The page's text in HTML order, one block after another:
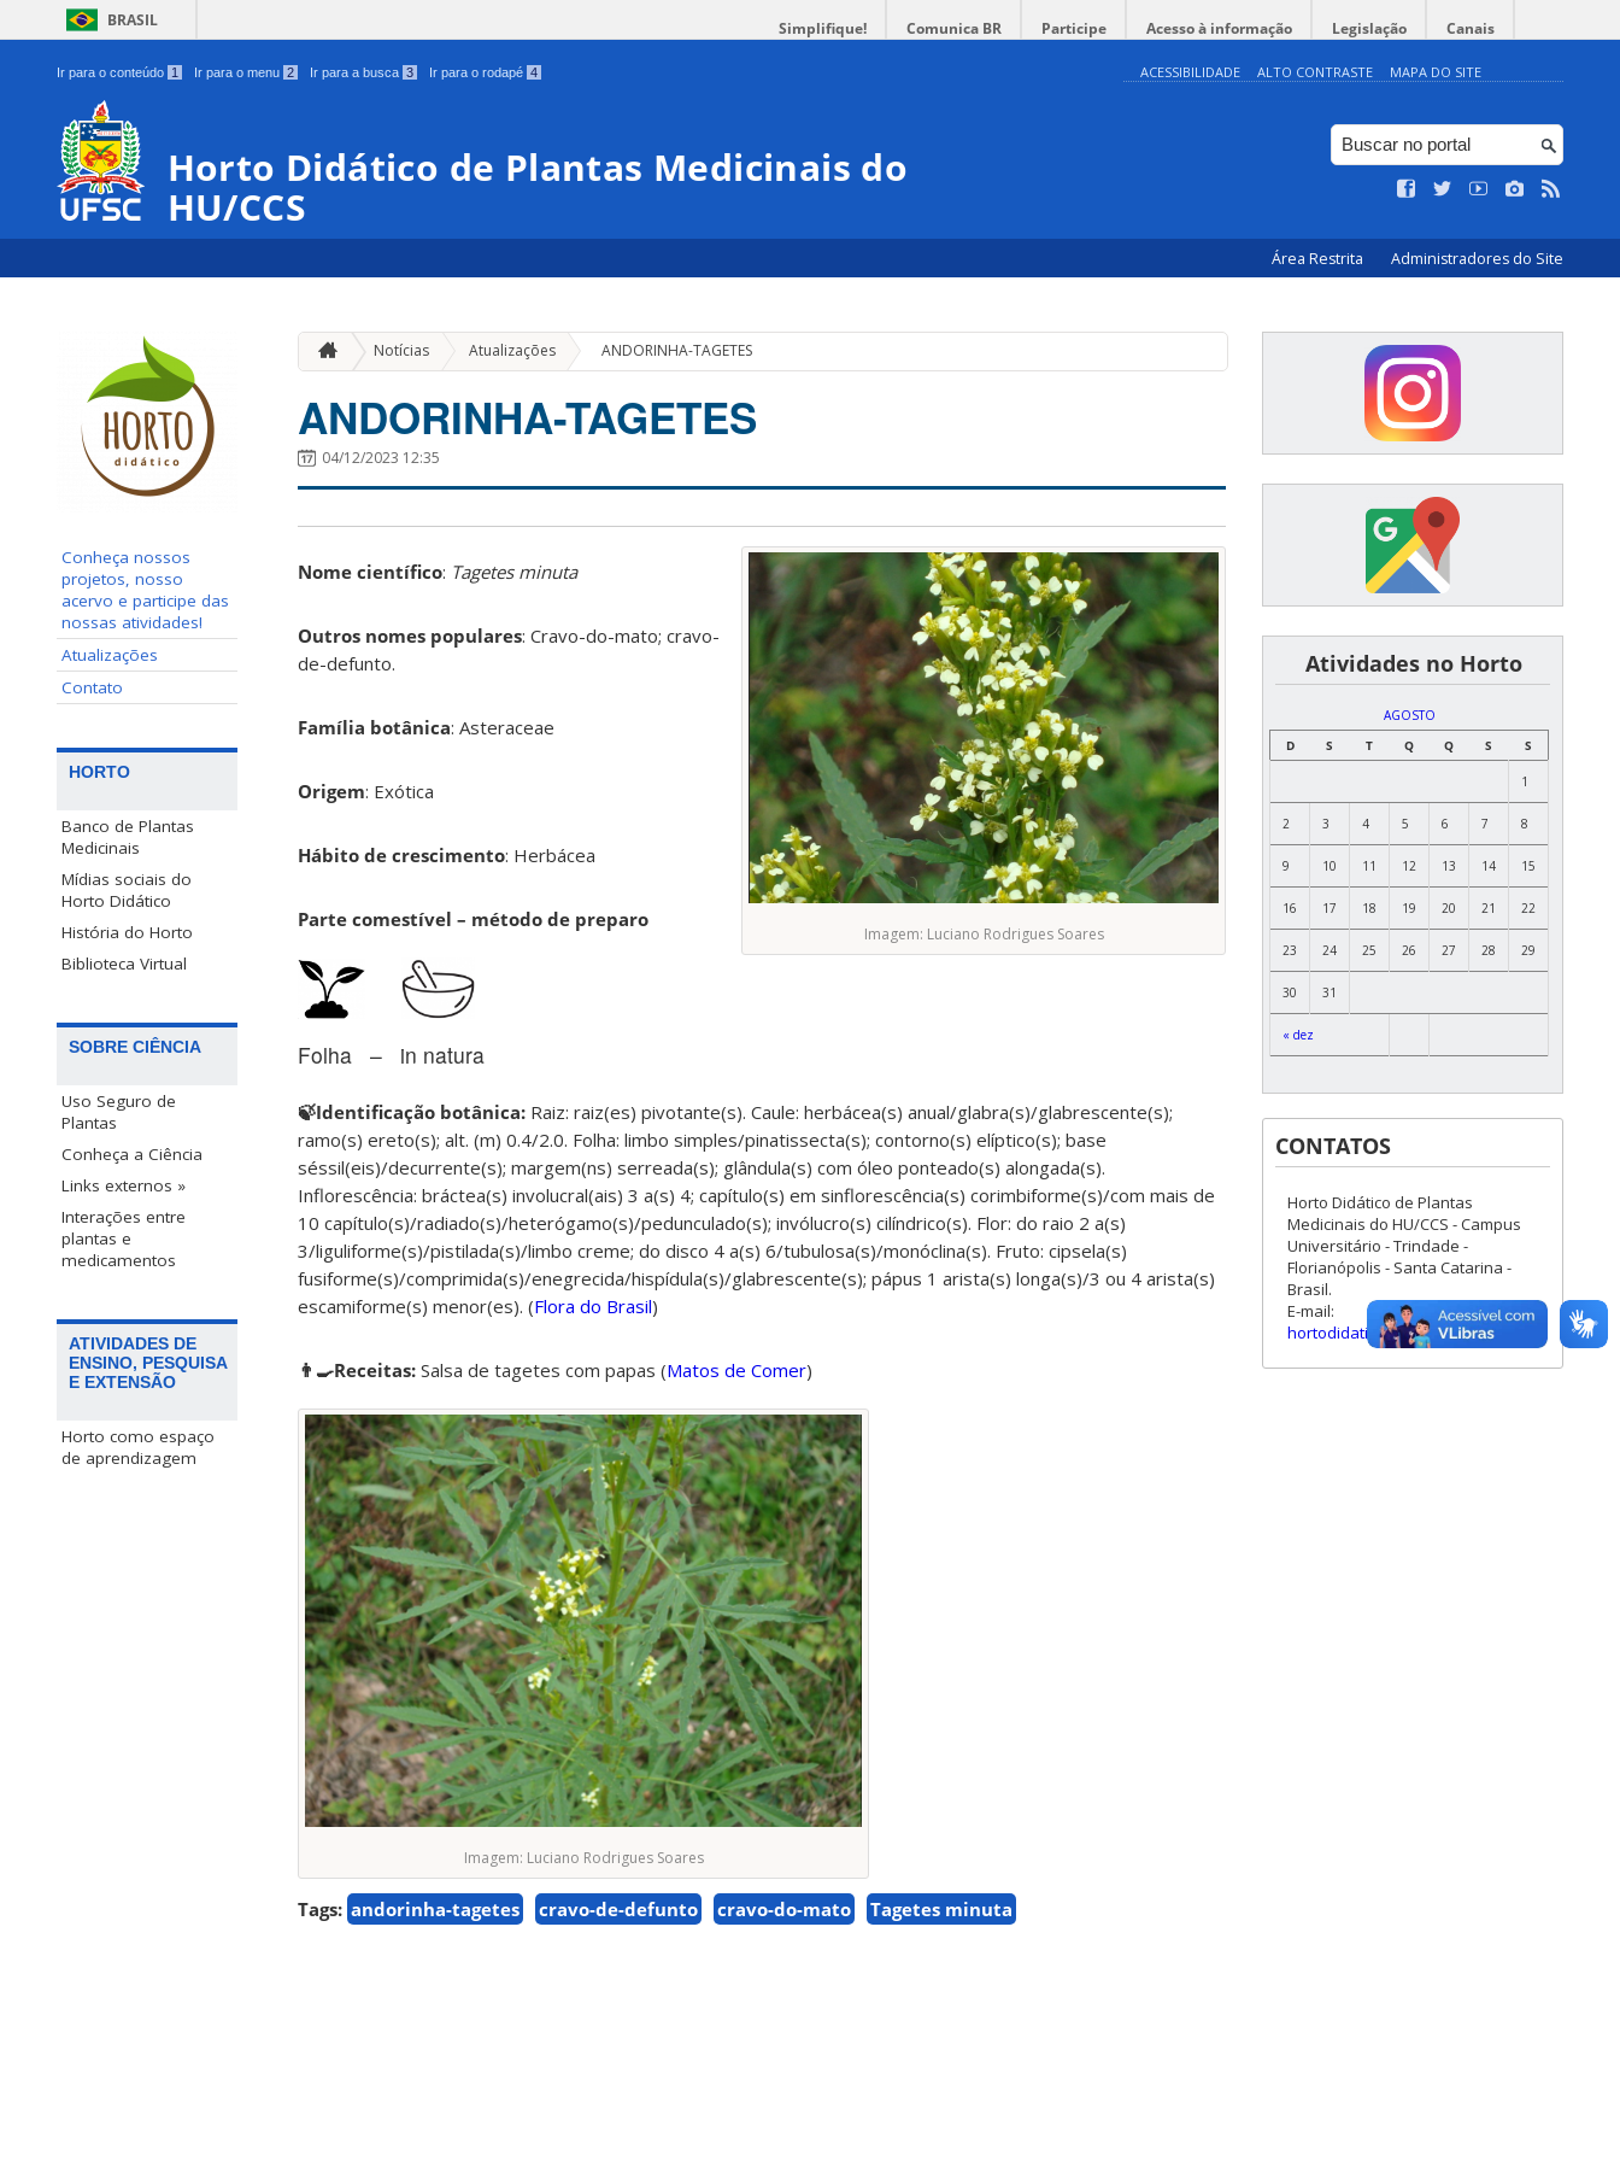
BRASIL Simplifique! Comunica BR Participe Acesso à informação Legislação Canais
Ir para o conteúdo 1 Ir para o menu 2 Ir para a busca 3 Ir para o rodapé 4 ACESSIBILIDADE ALTO CONTRASTE MAPA DO SITE
Horto Didático de Plantas Medicinais do
HU/CCS
Área Restrita Administradores do Site
Conheça nossos
projetos, nosso
acervo e participe das
nossas atividades!
Atualizações
Contato
HORTO
Banco de Plantas
Medicinais
Mídias sociais do
Horto Didático
História do Horto
Biblioteca Virtual
SOBRE CIÊNCIA
Uso Seguro de
Plantas
Conheça a Ciência
Links externos »
Interações entre
plantas e
medicamentos
ATIVIDADES DE
ENSINO, PESQUISA
E EXTENSÃO
Horto como espaço
de aprendizagem
Notícias Atualizações » ANDORINHA-TAGETES
ANDORINHA-TAGETES
04/12/2023 12:35
Imagem: Luciano Rodrigues Soares
Nome científico: Tagetes minuta
Outros nomes populares: Cravo-do-mato; cravo-
de-defunto.
Família botânica: Asteraceae
Origem: Exótica
Hábito de crescimento: Herbácea
Parte comestível – método de preparo
Folha – in natura
🍃Identificação botânica: Raiz: raiz(es) pivotante(s). Caule: herbácea(s) anual/glabra(s)/glabrescente(s);
ramo(s) ereto(s); alt. (m) 0.4/2.0. Folha: limbo simples/pinatissecta(s); contorno(s) elíptico(s); base
séssil(eis)/decurrente(s); margem(ns) serreada(s); glândula(s) com óleo ponteado(s) alongada(s).
Inflorescência: bráctea(s) involucral(ais) 3 a(s) 4; capítulo(s) em sinflorescência(s) corimbiforme(s)/com mais de
10 capítulo(s)/radiado(s)/heterógamo(s)/pedunculado(s); invólucro(s) cilíndrico(s). Flor: do raio 2 a(s)
3/liguliforme(s)/pistilada(s)/limbo creme; do disco 4 a(s) 6/tubulosa(s)/monóclina(s). Fruto: cipsela(s)
fusiforme(s)/comprimida(s)/enegrecida/hispídula(s)/glabrescente(s); pápus 1 arista(s) longa(s)/3 ou 4 arista(s)
escamiforme(s) menor(es). (Flora do Brasil)
👨‍🍳Receitas: Salsa de tagetes com papas (Matos de Comer)
Imagem: Luciano Rodrigues Soares
Tags: andorinha-tagetes cravo-de-defunto cravo-do-mato Tagetes minuta
͏ ͏ ͏ ͏ ͏ ͏Atividades no Horto
AGOSTO
D
S T Q Q S S
« dez
1
2 3 4 5 6 7 8
9 10 11 12 13 14 15
16 17 18 19 20 21 22
23 24 25 26 27 28 29
30 31
CONTATOS
Horto Didático de Plantas
Medicinais do HU/CCS - Campus
Universitário - Trindade -
Florianópolis - Santa Catarina -
Brasil.
E-mail:
hortodidatico.ccs@contato.ufsc.br